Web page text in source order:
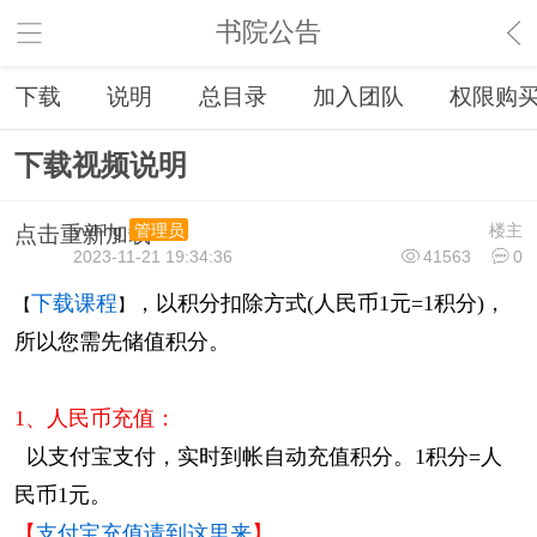
书院公告
下载 说明 总目录 加入团队 权限购
下载视频说明
点击重新加载 楼主
ywhhg
管理员
41563
0
2023-11-21 19:34:36
【下载课程 】 ， 以积分扣除方式(人民币1元=1积分)，
所以您需先储值积分。
1、人民币充值：
以支付宝支付，实时到帐自动充值积分。1积分=人
民币1元。